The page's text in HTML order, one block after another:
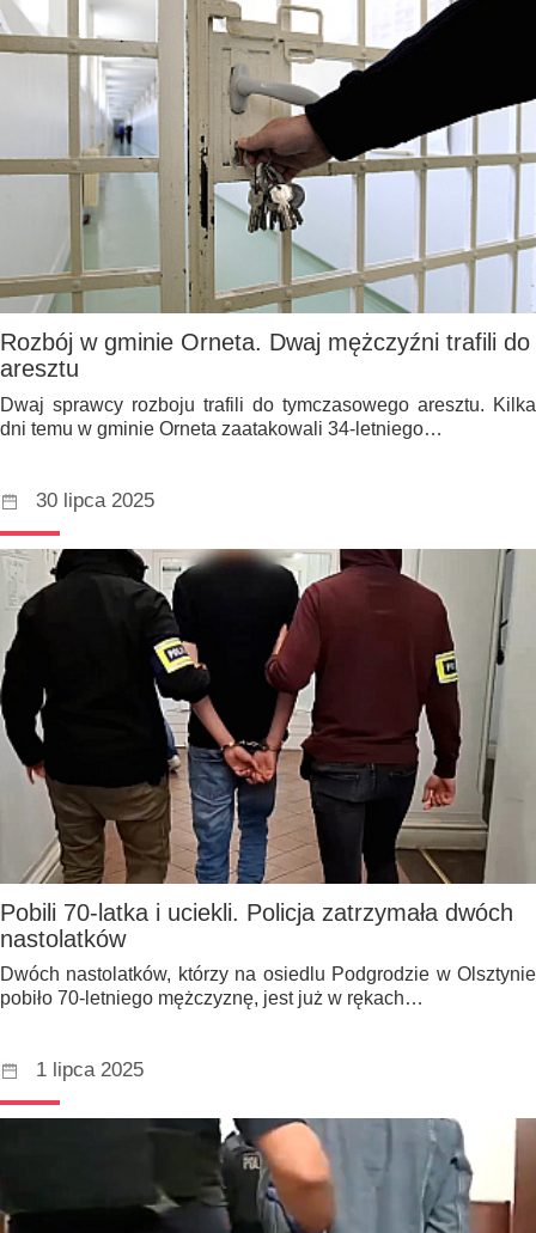
Rozbój w gminie Orneta. Dwaj mężczyźni trafili do
aresztu
Dwaj sprawcy rozboju trafili do tymczasowego aresztu. Kilka
dni temu w gminie Orneta zaatakowali 34-letniego…
30 lipca 2025
Pobili 70-latka i uciekli. Policja zatrzymała dwóch
nastolatków
Dwóch nastolatków, którzy na osiedlu Podgrodzie w Olsztynie
pobiło 70-letniego mężczyznę, jest już w rękach…
1 lipca 2025